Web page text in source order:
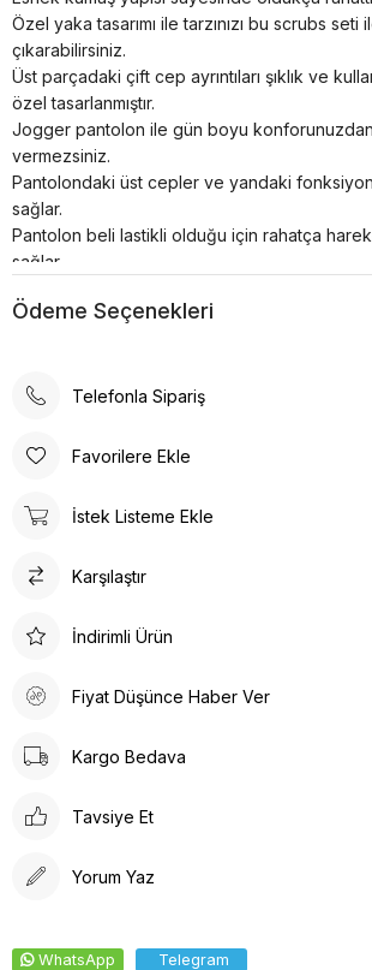
Özel yaka tasarımı ile tarzınızı bu scrubs seti
çıkarabilirsiniz.
Üst parçadaki çift cep ayrıntıları şıklık ve
özel tasarlanmıştır.
Jogger pantolon ile gün boyu
vermezsiniz.
Pantolondaki üst cepler ve yandaki
sağlar.
Pantolon beli lastikli olduğu için rahatça
sağlar.
bir görünüm elde etmenizi sağlar.
Çekme, solma ve dizlerde bollaşma yapmaz.
Renkler uzun süre canlılığını korur.
Ödeme Seçenekleri
Telefonla Sipariş
Favorilere Ekle
İstek Listeme Ekle
Karşılaştır
İndirimli Ürün
Fiyat Düşünce Haber Ver
Kargo Bedava
Tavsiye Et
Yorum Yaz
WhatsApp Telegram